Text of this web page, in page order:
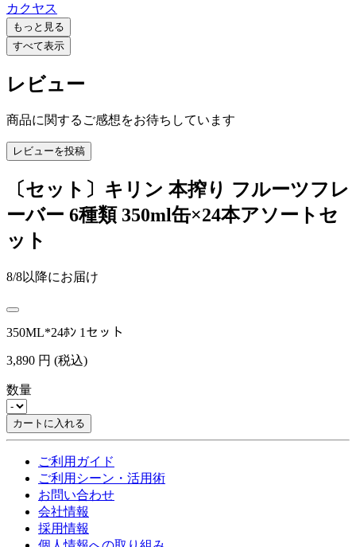
カクヤス
もっと見る
すべて表示
レビュー
商品に関するご感想をお待ちしています
レビューを投稿
〔セット〕キリン 本搾り フルーツフレ
ーバー 6種類 350ml缶×24本アソートセ
ット
8/8以降にお届け
350ML*24ﾎﾝ 1セット
3,890 円 (税込)
数量
カートに入れる
ご利用ガイド
ご利用シーン・活用術
お問い合わせ
会社情報
採用情報